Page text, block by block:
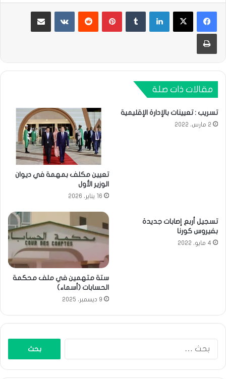
لينكدإن بينتيريست مشاركة عبر البريد
طباعة
مقالات ذات صلة
تسريب : تعيينات بالإدارة الإقليمية
2 مارس، 2022
تعيين مكلف بمهمة في ديوان
الوزير الأول
16 يناير، 2026
تسجيل أربع إصابات جديدة
بفيروس كورنا
4 مايو، 2022
ستة متهمين في ملف محكمة
الحسابات (أسماء)
9 ديسمبر، 2025